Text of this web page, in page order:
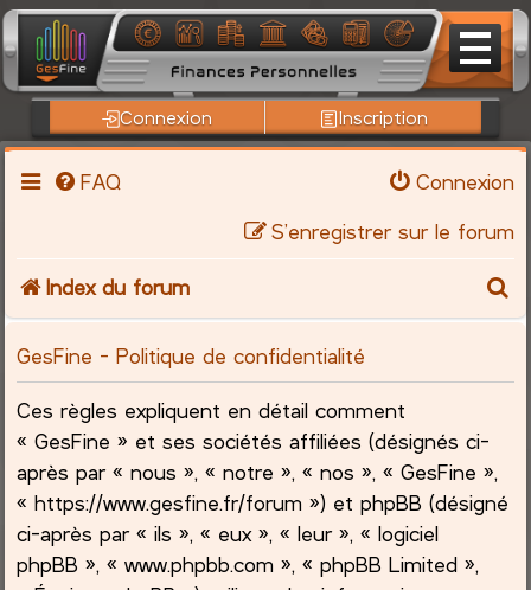
Connexion Inscription
FAQ
Connexion
S’enregistrer sur le forum
Index du forum
c
GesFine - Politique de confidentialité
Ces règles expliquent en détail comment
« GesFine » et ses sociétés affiliées (désignés ci-
après par « nous », « notre », « nos », « GesFine »,
« https://www.gesfine.fr/forum ») et phpBB (désigné
ci-après par « ils », « eux », « leur », « logiciel
phpBB », « www.phpbb.com », « phpBB Limited »,